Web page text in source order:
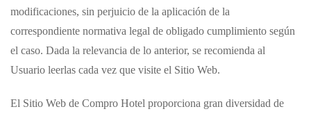
modificaciones, sin perjuicio de la aplicación de la
correspondiente normativa legal de obligado cumplimiento según
el caso. Dada la relevancia de lo anterior, se recomienda al
Usuario leerlas cada vez que visite el Sitio Web.
El Sitio Web de Compro Hotel proporciona gran diversidad de